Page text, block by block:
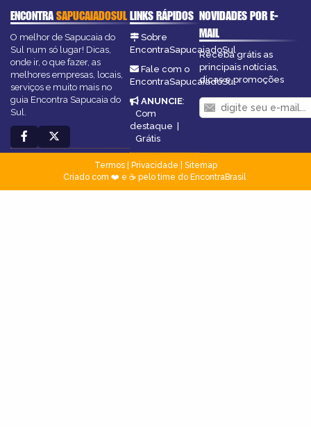
ENCONTRASAPUCAIADOSUL
O melhor de Sapucaia do
Sul num só lugar! Dicas,
onde ir, o que fazer, as
melhores empresas, locais,
serviços e muito mais no
guia Encontra Sapucaia do
Sul.
LINKS RÁPIDOS
Sobre
EncontraSapucaiadoSul
Fale com o
EncontraSapucaiadoSul
ANUNCIE:
Com
destaque |
Grátis
NOVIDADES POR E-
MAIL
Receba grátis as
principais notícias,
dicas e promoções
Termos| Privacidade
Sitemap
Criado com ❤️ e ☕ pelo time do EncontraBrasil